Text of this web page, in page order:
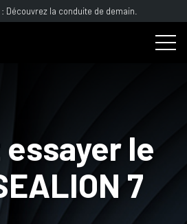
Découvrez la conduite de demain.
essayer le
7